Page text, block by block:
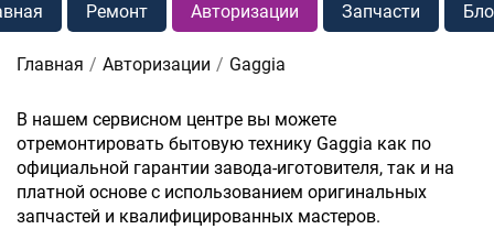
Ремонт Авторизации Запчасти
Главная Авторизации Gaggia
В нашем сервисном центре вы можете
отремонтировать бытовую технику Gaggia как по
официальной гарантии завода-иготовителя, так и на
платной основе с использованием оригинальных
запчастей и квалифицированных мастеров.